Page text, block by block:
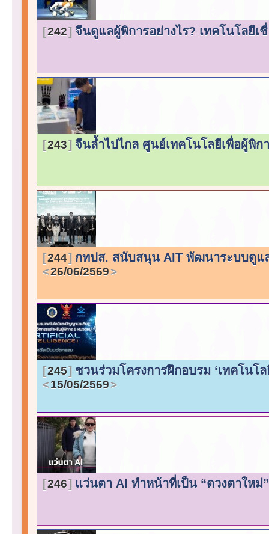
242 จีนดูแลผู้พิการอย่างไร? เทคโนโลยีเ
243 จีนล้ำไปไกล ศูนย์เทคโนโลยีเพื่อผู้พิก
244 กทปส. สนับสนุน AIT พัฒนาระบบดูแ
26/06/2569
245 ชวนร่วมโครงการฝึกอบรม ‘เทคโน
15/05/2569
246 แว่นตา AI ทำหน้าที่เป็น “ดวงตาใหม่